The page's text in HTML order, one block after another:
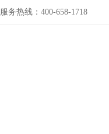
服务热线：400-658-1718